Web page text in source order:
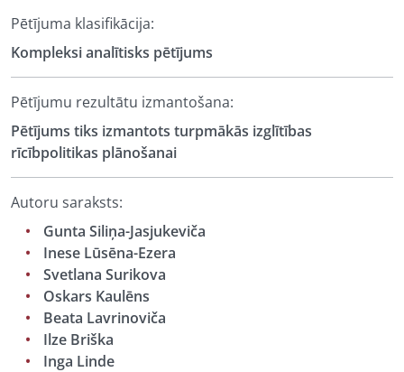
Pētījuma klasifikācija:
Kompleksi analītisks pētījums
Pētījumu rezultātu izmantošana:
Pētījums tiks izmantots turpmākās izglītības
rīcībpolitikas plānošanai
Autoru saraksts:
Gunta Siliņa-Jasjukeviča
Inese Lūsēna-Ezera
Svetlana Surikova
Oskars Kaulēns
Beata Lavrinoviča
Ilze Briška
Inga Linde